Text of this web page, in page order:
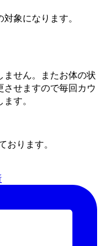
象になります。
ません。またお体の状
せますので毎回カウ
す。
ります。